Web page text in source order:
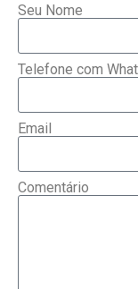
Seu Nome
Telefone com
Email
Comentário